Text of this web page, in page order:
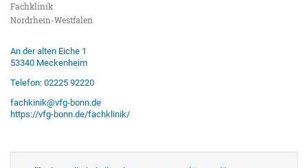
Fachklinik
Nordrhein-Westfalen
An der alten Eiche 1
53340 Meckenheim
Telefon: 02225 92220
fachkinik@vfg-bonn.de
https://vfg-bonn.de/fachklinik/